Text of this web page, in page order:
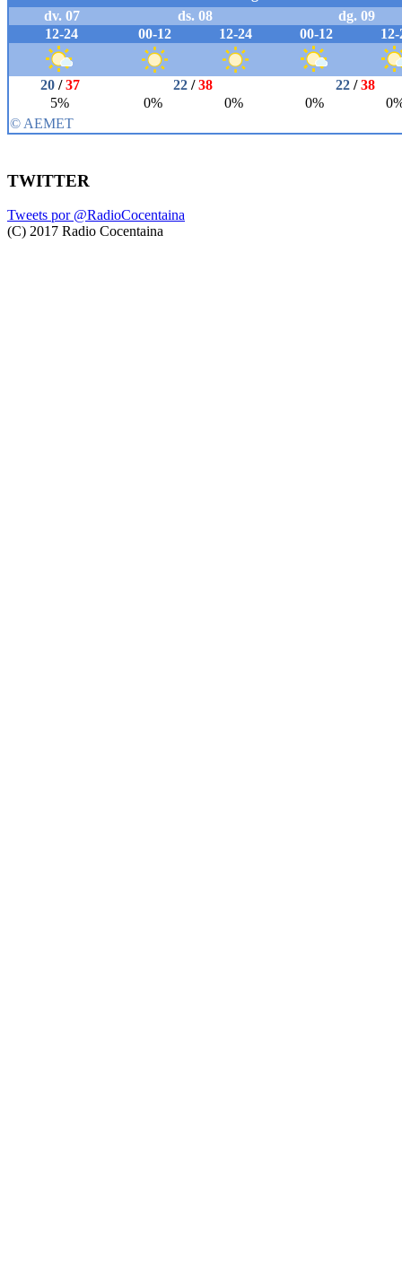
TWITTER
Tweets por @RadioCocentaina
(C) 2017 Radio Cocentaina